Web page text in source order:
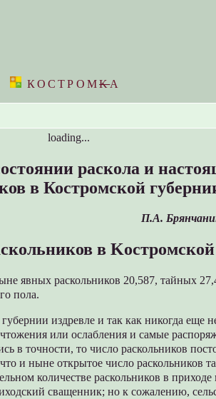
КОСТРОМKА
loading...
раскола и
в Костромской
П.А.
в
явных раскольников 20,587, тайных
пола.
издревле и так как никогда
или ослабления и самые
в точности, то число раскольников
и ныне открытое число раскольников
количестве раскольников в
сващенник; но к сожалению,